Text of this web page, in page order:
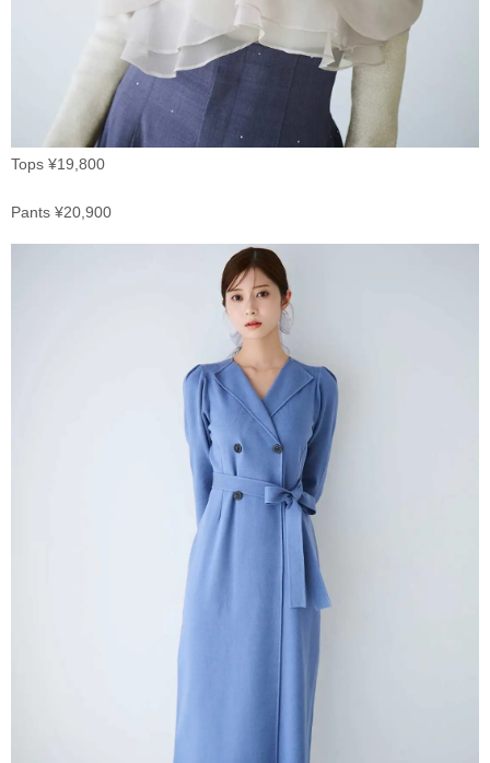
Tops ¥19,800
Pants ¥20,900